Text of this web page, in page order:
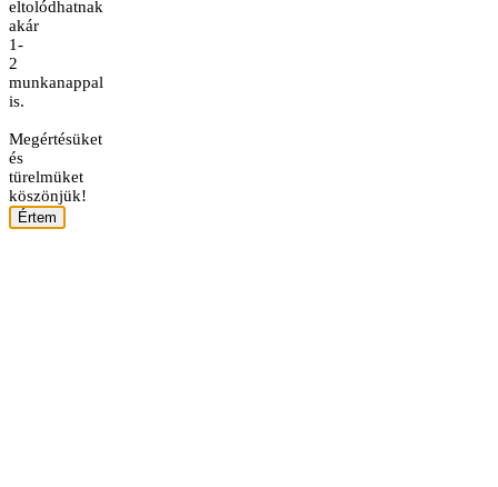
eltolódhatnak
akár
1-
2
munkanappal
is.
Megértésüket
és
türelmüket
köszönjük!
Értem